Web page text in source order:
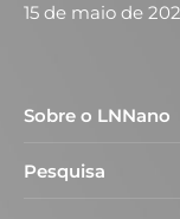
15 de maio de
Sobre o LNNano
Pesquisa